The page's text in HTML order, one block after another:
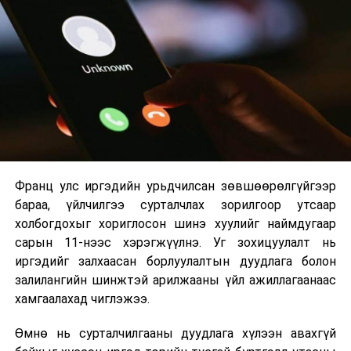
Их, дээд сургуулийн хичээл
2026 оны 9 дүгээр сарын 1-нээс цахимаар
эхэлнэ.
2026 оны 9 дүгээр сарын 14-нөөс танхимаар
үргэлжилнэ.
2026 оны 9 дүгээр сарын 13-наас оюутнуудыг
дотуур байранд оруулж эхэлнэ.
Сургууль, цэцэрлэгийн үйл ажиллагааны
зохицуулалт
2026 оны 8 дугаар сарын 17–28-ны өдрүүдэд
байранд элсэлт, бүртгэл болон бусад аливаа
Франц улс иргэдийн урьдчилсан зөвшөөрөлгүйгээр
бараа, үйлчилгээ сурталчлах зорилгоор утсаар
холбогдохыг хориглосон шинэ хуулийг наймдугаар
сарын 11-нээс хэрэгжүүлнэ. Уг зохицуулалт нь
иргэдийг залхаасан борлуулалтын дуудлага болон
залилангийн шинжтэй арилжааны үйл ажиллагаанаас
хамгаалахад чиглэжээ.
Өмнө нь сурталчилгааны дуудлага хүлээн авахгүй